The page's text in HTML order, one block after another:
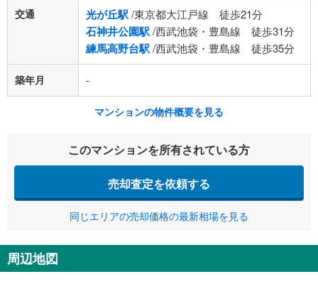
交通 光が丘駅/東京都大江戸線 徒歩21分
石神井公園駅/西武池袋・豊島線 徒歩31分
練馬高野台駅/西武池袋・豊島線 徒歩35分
築年月 -
マンションの物件概要を見る
このマンションを所有されている方
売却査定を依頼する
同じエリアの売却価格の最新相場を見る
周辺地図